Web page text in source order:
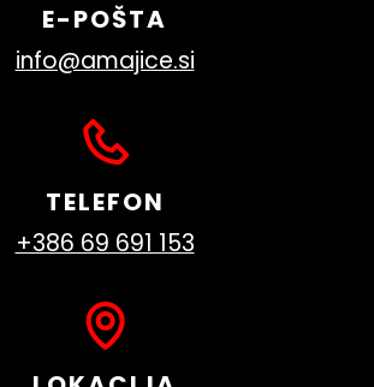
E-POŠTA
info@amajice.si
TELEFON
+386 69 691 153